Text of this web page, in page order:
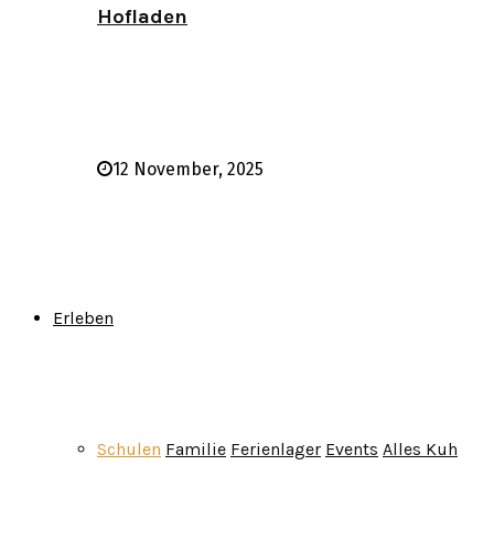
Hofladen
12 November, 2025
Erleben
Schulen Familie Ferienlager Events Alles Kuh